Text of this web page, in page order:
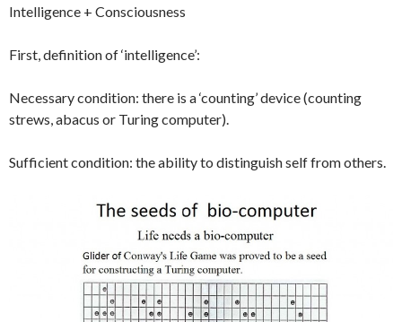
Intelligence + Consciousness
First, definition of ‘intelligence’:
Necessary condition: there is a ‘counting’ device (counting
strews, abacus or Turing computer).
Sufficient condition: the ability to distinguish self from others.